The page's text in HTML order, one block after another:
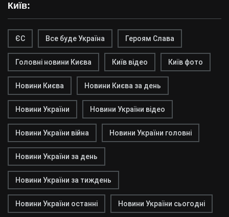
Київ:
ЄС Все буде Україна Героям Слава
Головні новини Києва Київ відео Київ фото
Новини Києва Новини Києва за день
Новини України Новини України відео
Новини України війна Новини України головні
Новини України за день
Новини України за тиждень
Новини України останні Новини України сьогодні